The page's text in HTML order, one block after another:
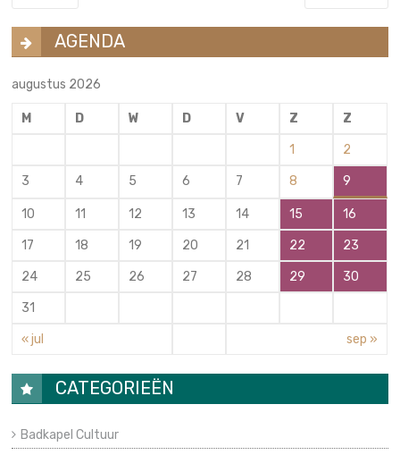
AGENDA
augustus 2026
M D W D V Z Z
1 2
3 4 5 6 7 8 9
10 11 12 13 14 15 16
17 18 19 20 21 22 23
24 25 26 27 28 29 30
31
« jul sep »
CATEGORIEËN
Badkapel Cultuur